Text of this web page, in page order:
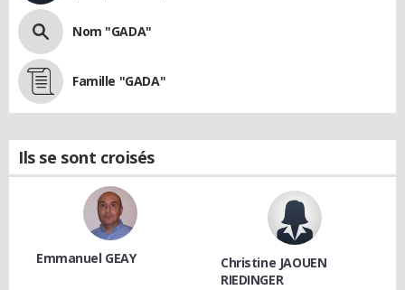
Nom "GADA"
Famille "GADA"
Ils se sont croisés
Emmanuel GEAY
Christine JAOUEN
RIEDINGER